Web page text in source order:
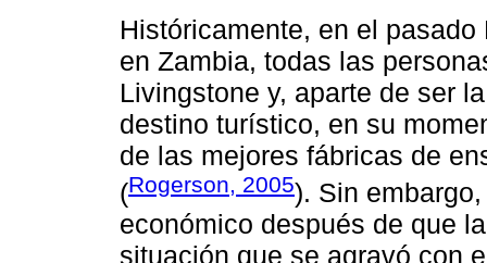
Históricamente, en el
en Zambia, todas las
Livingstone y, aparte de ser
destino turístico, en su
de las mejores fábricas de
(Rogerson, 2005). Sin
económico después de que
situación que se agravó con